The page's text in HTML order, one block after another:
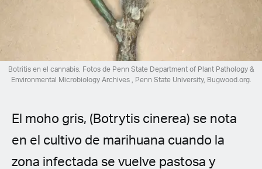
Spanish (Latin America)
French
Czech
Polish
Botritis en el cannabis. Fotos de Penn State Department of Plant Pathology &
Environmental Microbiology Archives , Penn State University, Bugwood.org.
El moho gris, (Botrytis cinerea) se nota
en el cultivo de marihuana cuando la
zona infectada se vuelve pastosa y